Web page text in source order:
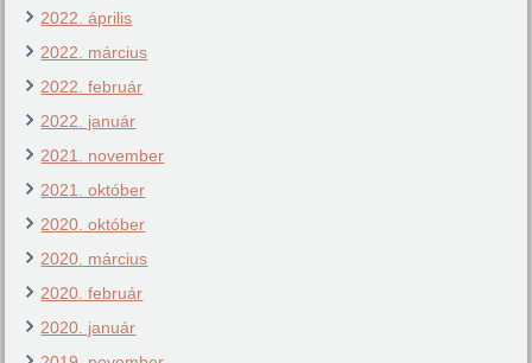
2022. április
2022. március
2022. február
2022. január
2021. november
2021. október
2020. október
2020. március
2020. február
2020. január